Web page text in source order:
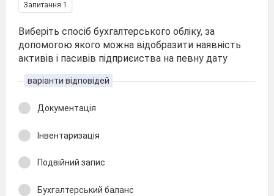
Запитання 1
Виберіть спосіб бухгалтерського обліку, за
допомогою якого можна відобразити наявність
активів і пасивів підприєиства на певну дату
варіанти відповідей
Документація
Інвентаризація
Подвійний запис
Бухгалтерський баланс